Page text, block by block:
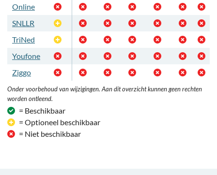
Online
SNLLR
Optioneel
TriNed
Optioneel
Youfone
Ziggo
Onder voorbehoud van wijzigingen. Aan dit overzicht kunnen geen rechten
worden ontleend.
= Beschikbaar
= Optioneel beschikbaar
= Niet beschikbaar